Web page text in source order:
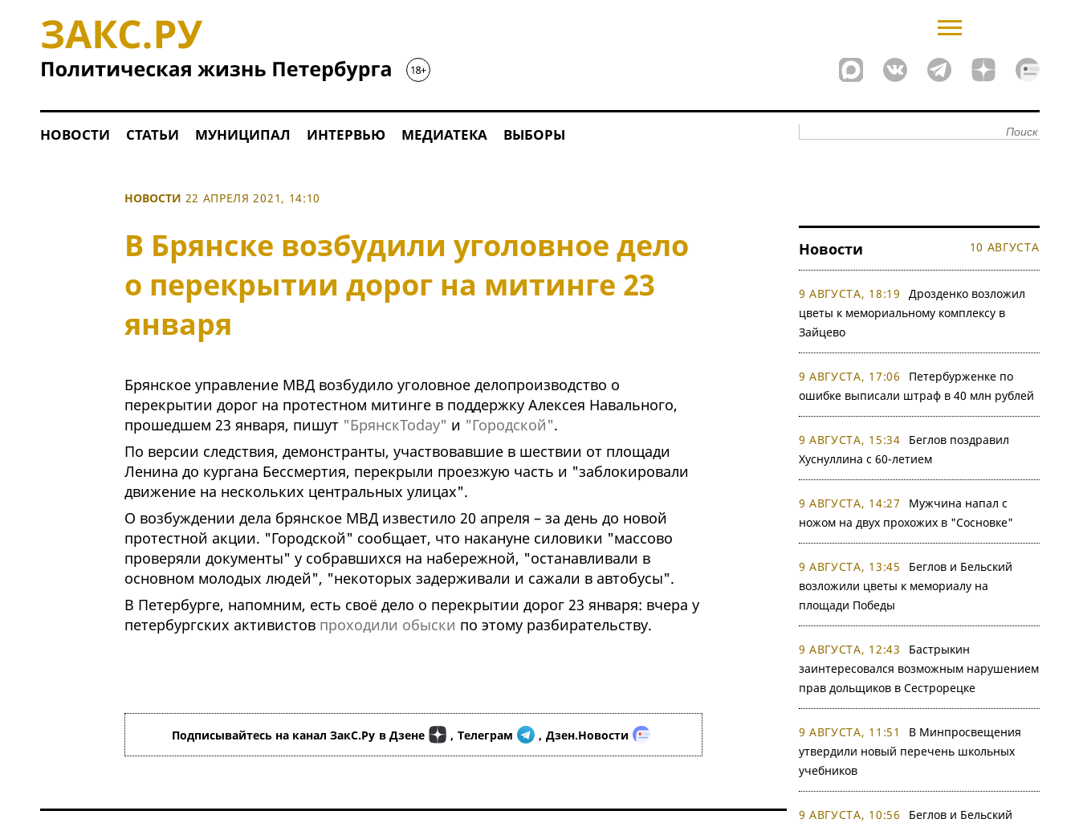
НОВОСТИ СТАТЬИ МУНИЦИПАЛ ИНТЕРВЬЮ МЕДИАТЕКА ВЫБОРЫ
НОВОСТИ 22 АПРЕЛЯ 2021, 14:10
В Брянске возбудили уголовное дело
о перекрытии дорог на митинге 23
января
Брянское управление МВД возбудило уголовное делопроизводство о
перекрытии дорог на протестном митинге в поддержку Алексея Навального,
прошедшем 23 января, пишут "БрянскToday" и "Городской".
По версии следствия, демонстранты, участвовавшие в шествии от площади
Ленина до кургана Бессмертия, перекрыли проезжую часть и "заблокировали
движение на нескольких центральных улицах".
О возбуждении дела брянское МВД известило 20 апреля – за день до новой
протестной акции. "Городской" сообщает, что накануне силовики "массово
проверяли документы" у собравшихся на набережной, "останавливали в
основном молодых людей", "некоторых задерживали и сажали в автобусы".
В Петербурге, напомним, есть своё дело о перекрытии дорог 23 января: вчера у
петербургских активистов проходили обыски по этому разбирательству.
Подписывайтесь на канал ЗакС.Ру в Дзене , Телеграм , Дзен.Новости
Новости 10 АВГУСТА
9 АВГУСТА, 18:19
Дрозденко возложил
цветы к мемориальному комплексу в
Зайцево
9 АВГУСТА, 17:06
Петербурженке по
ошибке выписали штраф в 40 млн рублей
9 АВГУСТА, 15:34
Беглов поздравил
Хуснуллина с 60-летием
9 АВГУСТА, 14:27
Мужчина напал с
ножом на двух прохожих в "Сосновке"
9 АВГУСТА, 13:45
Беглов и Бельский
возложили цветы к мемориалу на
площади Победы
9 АВГУСТА, 12:43
Бастрыкин
заинтересовался возможным нарушением
прав дольщиков в Сестрорецке
9 АВГУСТА, 11:51
В Минпросвещения
утвердили новый перечень школьных
учебников
9 АВГУСТА, 10:56
Беглов и Бельский